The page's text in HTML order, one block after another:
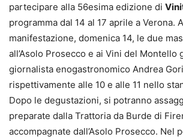
partecipare alla 56esima edizione di
programma dal 14 al 17 aprile a Verona.
manifestazione, domenica 14, le due
all’Asolo Prosecco e ai Vini del Montello
giornalista enogastronomico Andrea
rispettivamente alle 10 e alle 11 nello
Dopo le degustazioni, si potranno
preparate dalla Trattoria da Burde di
accompagnate dall’Asolo Prosecco. Nel